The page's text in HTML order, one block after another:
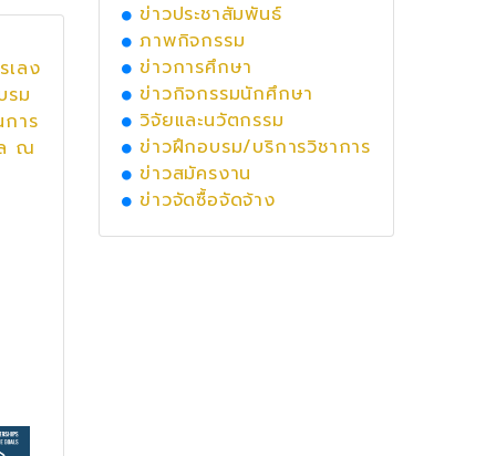
เลง
รม
าร
ล ณ
ข่าวประชาสัมพันธ์
ภาพกิจกรรม
ข่าวการศึกษา
ข่าวกิจกรรมนักศึกษา
วิจัยและนวัตกรรม
ข่าวฝึกอบรม/บริการวิชาการ
ข่าวสมัครงาน
ข่าวจัดซื้อจัดจ้าง